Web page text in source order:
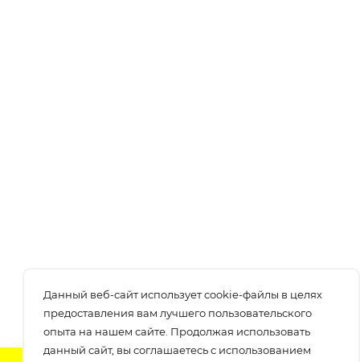
Данный веб-сайт использует cookie-файлы в целях
предоставления вам лучшего пользовательского
опыта на нашем сайте. Продолжая использовать
данный сайт, вы соглашаетесь с использованием